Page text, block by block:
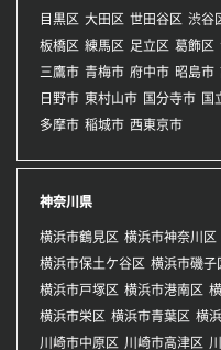
目黒区 大田区 世田谷区 渋谷
板橋区 練馬区 足立区 葛飾区
三鷹市 青梅市 府中市 昭島市
日野市 東村山市 国分寺市 国
多摩市 稲城市 西東京市
神奈川県
横浜市鶴見区 横浜市神奈川区
横浜市保土ケ谷区 横浜市磯子
横浜市戸塚区 横浜市港南区
横浜市栄区 横浜市青葉区 横
川崎市中原区 川崎市高津区